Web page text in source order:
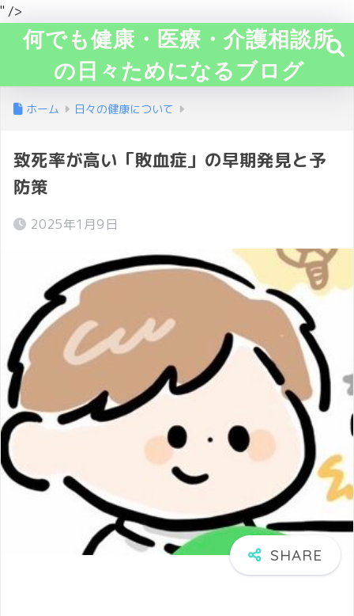
" />
何でも健康・医療・介護相談所
の日々ためになるブログ
ホーム 日々の健康について
致死率が高い「敗血症」の早期発見と予
防策
2025年1月9日